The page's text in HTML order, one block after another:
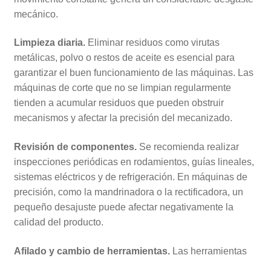
mecánico.
Limpieza diaria. Eliminar residuos como virutas
metálicas, polvo o restos de aceite es esencial para
garantizar el buen funcionamiento de las máquinas. Las
máquinas de corte que no se limpian regularmente
tienden a acumular residuos que pueden obstruir
mecanismos y afectar la precisión del mecanizado.
Revisión de componentes. Se recomienda realizar
inspecciones periódicas en rodamientos, guías lineales,
sistemas eléctricos y de refrigeración. En máquinas de
precisión, como la mandrinadora o la rectificadora, un
pequeño desajuste puede afectar negativamente la
calidad del producto.
Afilado y cambio de herramientas. Las herramientas